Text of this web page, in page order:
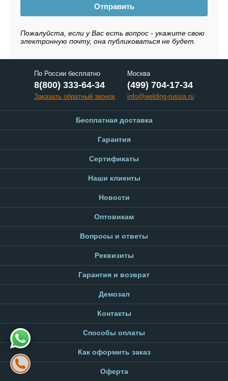
Отправить
Пожалуйста, если у Вас есть вопрос - укажите свою
электронную почту, она публиковаться не будет.
По России бесплатно
8(800) 333-64-34
Заказать обратный звонок
Москва
(499) 704-17-34
info@welding-russia.ru
Бесплатная доставка
Гарантия
Сертификаты
Наши клиенты
Новости
Оптовикам
Вопросы и ответы
Реквизиты
Гарантия и возврат
Демозал
Контакты
Способы оплаты
Как оформить заказ
Оферта